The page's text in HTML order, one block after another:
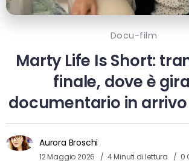
Docu-film
Marty Life Is Short:
finale, dove è
documentario in
Aurora Broschi
12 Maggio 2026 4 Minuti di lettura 0